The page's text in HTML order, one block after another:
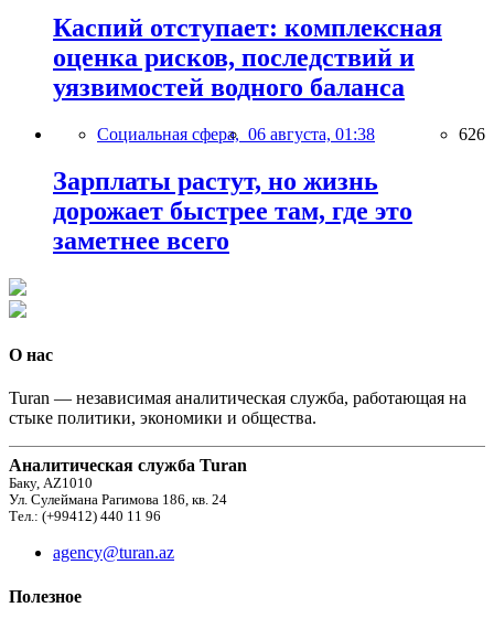
Каспий отступает: комплексная
оценка рисков, последствий и
уязвимостей водного баланса
Социальная сфера, 06 августа, 01:38 626
Зарплаты растут, но жизнь
дорожает быстрее там, где это
заметнее всего
О нас
Turan — независимая аналитическая служба, работающая на
стыке политики, экономики и общества.
Аналитическая служба Turan
Баку, AZ1010
Ул. Сулеймана Рагимова 186, кв. 24
Тел.: (+99412) 440 11 96
agency@turan.az
Полезное